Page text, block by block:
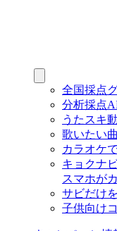
全国採点
分析採点
うたスキ
歌いたい
カラオケ
キョクナ
スマホが
サビだけ
子供向け